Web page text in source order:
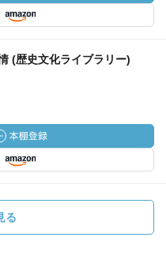
(歴史文化ライブラリー)
る